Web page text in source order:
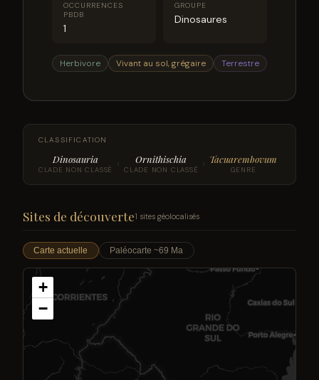
OCCURRENCES
PBDB
1
GROUPE
Dinosaures
Herbivore Vivant au sol, grégaire Terrestre
CLASSIFICATION
Dinosauria
CLADE NON CLASSÉ › Ornithischia
CLADE NON CLASSÉ › Tacuarembovum
GENRE
Sites de découverte1 sites géolocalisés
Carte actuelle Paléocarte ~69 Ma
+
−